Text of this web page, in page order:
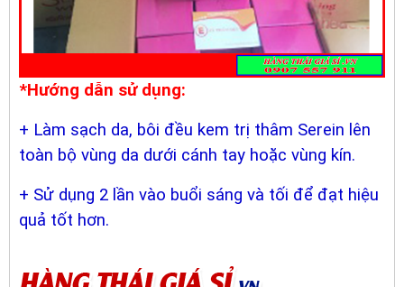
*Hướng dẫn sử dụng:
+ Làm sạch da, bôi đều kem trị thâm Serein lên
toàn bộ vùng da dưới cánh tay hoặc vùng kín.
+ Sử dụng 2 lần vào buổi sáng và tối để đạt hiệu
quả tốt hơn.